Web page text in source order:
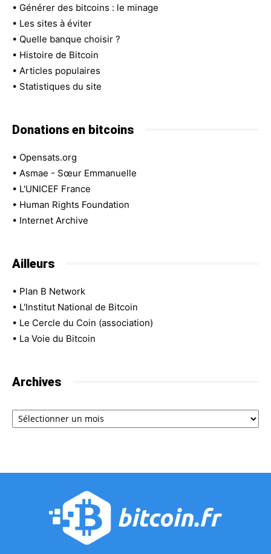
• Générer des bitcoins : le minage
• Les sites à éviter
• Quelle banque choisir ?
• Histoire de Bitcoin
• Articles populaires
• Statistiques du site
Donations en bitcoins
• Opensats.org
• Asmae - Sœur Emmanuelle
• L'UNICEF France
• Human Rights Foundation
• Internet Archive
Ailleurs
• Plan B Network
• L'Institut National de Bitcoin
• Le Cercle du Coin (association)
• La Voie du Bitcoin
Archives
Archives